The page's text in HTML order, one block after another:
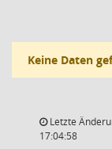
Keine Daten
Letzte
17:04:58